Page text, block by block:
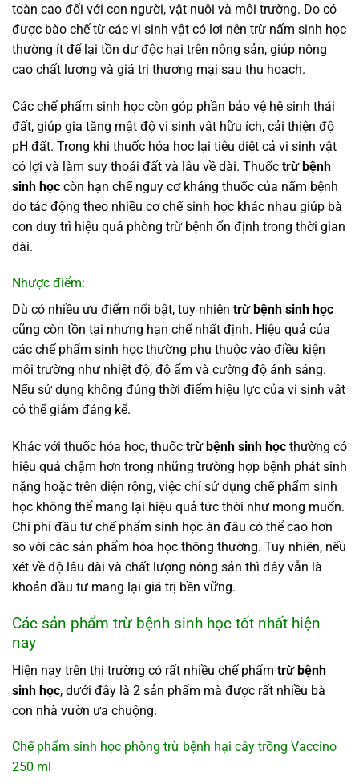
toàn cao đối với con người, vật nuôi và môi trường. Do có
được bào chế từ các vi sinh vật có lợi nên trừ nấm sinh học
thường ít để lại tồn dư độc hại trên nông sản, giúp nông
cao chất lượng và giá trị thương mại sau thu hoạch.
Các chế phẩm sinh học còn góp phần bảo vệ hệ sinh thái
đất, giúp gia tăng mật độ vi sinh vật hữu ích, cải thiện độ
pH đất. Trong khi thuốc hóa học lại tiêu diệt cả vi sinh vật
có lợi và làm suy thoái đất và lâu về dài. Thuốc trừ bệnh
sinh học còn hạn chế nguy cơ kháng thuốc của nấm bệnh
do tác động theo nhiều cơ chế sinh học khác nhau giúp bà
con duy trì hiệu quả phòng trừ bệnh ổn định trong thời gian
dài.
Nhược điểm:
Dù có nhiều ưu điểm nổi bật, tuy nhiên trừ bệnh sinh học
cũng còn tồn tại nhưng hạn chế nhất định. Hiệu quả của
các chế phẩm sinh học thường phụ thuộc vào điều kiện
môi trường như nhiệt độ, độ ẩm và cường độ ánh sáng.
Nếu sử dụng không đúng thời điểm hiệu lực của vi sinh vật
có thể giảm đáng kể.
Khác với thuốc hóa học, thuốc trừ bệnh sinh học thường có
hiệu quả chậm hơn trong những trường hợp bệnh phát sinh
nặng hoặc trên diện rộng, việc chỉ sử dụng chế phẩm sinh
học không thể mang lại hiệu quả tức thời như mong muốn.
Chi phí đầu tư chế phẩm sinh học àn đâu có thể cao hơn
so với các sản phẩm hóa học thông thường. Tuy nhiên, nếu
xét về độ lâu dài và chất lượng nông sản thì đây vẫn là
khoản đầu tư mang lại giá trị bền vững.
Các sản phẩm trừ bệnh sinh học tốt nhất hiện
nay
Hiện nay trên thị trường có rất nhiều chế phẩm trừ bệnh
sinh học, dưới đây là 2 sản phẩm mà được rất nhiều bà
con nhà vườn ưa chuộng.
Chế phẩm sinh học phòng trừ bệnh hại cây trồng Vaccino
250 ml